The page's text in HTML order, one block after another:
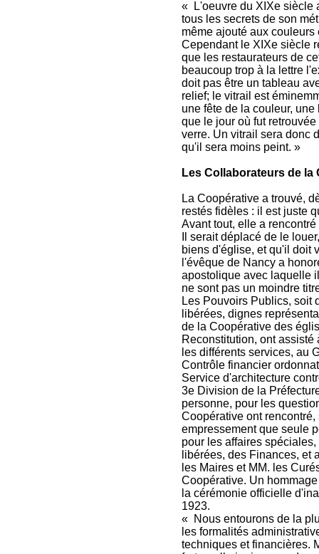
« L'oeuvre du XIXe siècle
tous les secrets de son
même ajouté aux
Cependant le XIXe siècle
que les restaurateurs de
beaucoup trop à la lettre
doit pas être un tableau
relief; le vitrail est
une fête de la couleur,
que le jour où fut
verre. Un vitrail sera donc
qu'il sera moins peint. »
Les Collaborateurs de la
La Coopérative a trouvé,
restés fidèles : il est juste
Avant tout, elle a
Il serait déplacé de le
biens d'église, et qu'il doit
l'évêque de Nancy a
apostolique avec laquelle
ne sont pas un moindre
Les Pouvoirs Publics, soit
libérées, dignes
de la Coopérative des
Reconstitution, ont
les différents services, au
Contrôle financier
Service d'architecture
3e Division de la
personne, pour les
Coopérative ont
empressement que seule
pour les affaires
libérées, des Finances, et
les Maires et MM. les
Coopérative. Un
la cérémonie officielle
1923.
« Nous entourons de la
les formalités
techniques et financières.